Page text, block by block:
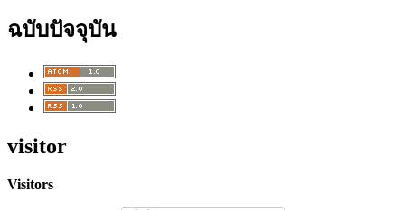
ฉบับปัจจุบัน
visitor
Visitors